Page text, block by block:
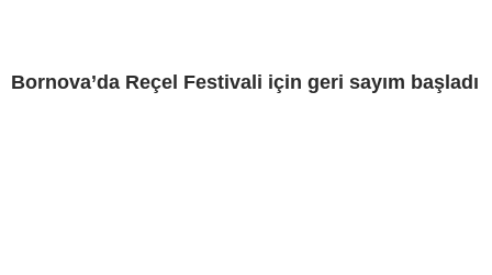
Bornova’da Reçel Festivali için geri sayım başladı